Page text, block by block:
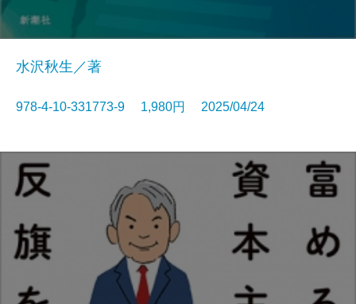
水沢秋生／著
978-4-10-331773-9 1,980円 2025/04/24